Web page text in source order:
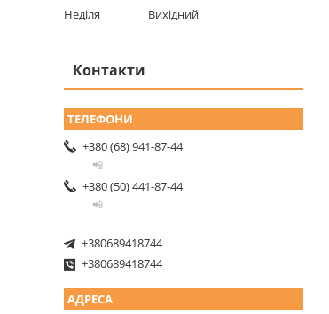
Неділя
Вихідний
Контакти
+380 (68) 941-87-44
📲
+380 (50) 441-87-44
📲
+380689418744
+380689418744